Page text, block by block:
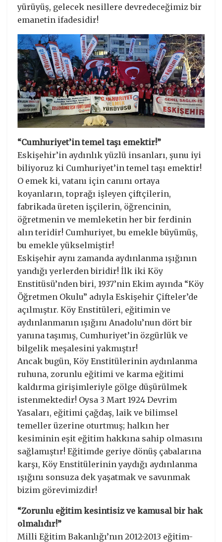
yürüyüş, gelecek nesillere devredeceğimiz bir
emanetin ifadesidir!
“Cumhuriyet’in temel taşı emektir!”
Eskişehir’in aydınlık yüzlü insanları, şunu iyi
biliyoruz ki Cumhuriyet’in temel taşı emektir!
O emek ki, vatanı için canını ortaya
koyanların, toprağı işleyen çiftçilerin,
fabrikada üreten işçilerin, öğrencinin,
öğretmenin ve memleketin her bir ferdinin
alın teridir! Cumhuriyet, bu emekle büyümüş,
bu emekle yükselmiştir!
Eskişehir aynı zamanda aydınlanma ışığının
yandığı yerlerden biridir! İlk iki Köy
Enstitüsü’nden biri, 1937’nin Ekim ayında “Köy
Öğretmen Okulu” adıyla Eskişehir Çifteler’de
açılmıştır. Köy Enstitüleri, eğitimin ve
aydınlanmanın ışığını Anadolu’nun dört bir
yanına taşımış, Cumhuriyet’in özgürlük ve
bilgelik meşalesini yakmıştır!
Ancak bugün, Köy Enstitülerinin aydınlanma
ruhuna, zorunlu eğitimi ve karma eğitimi
kaldırma girişimleriyle gölge düşürülmek
istenmektedir! Oysa 3 Mart 1924 Devrim
Yasaları, eğitimi çağdaş, laik ve bilimsel
temeller üzerine oturtmuş; halkın her
kesiminin eşit eğitim hakkına sahip olmasını
sağlamıştır! Eğitimde geriye dönüş çabalarına
karşı, Köy Enstitülerinin yaydığı aydınlanma
ışığını sonsuza dek yaşatmak ve savunmak
bizim görevimizdir!
“Zorunlu eğitim kesintisiz ve kamusal bir hak
olmalıdır!”
Milli Eğitim Bakanlığı’nın 2012-2013 eğitim-